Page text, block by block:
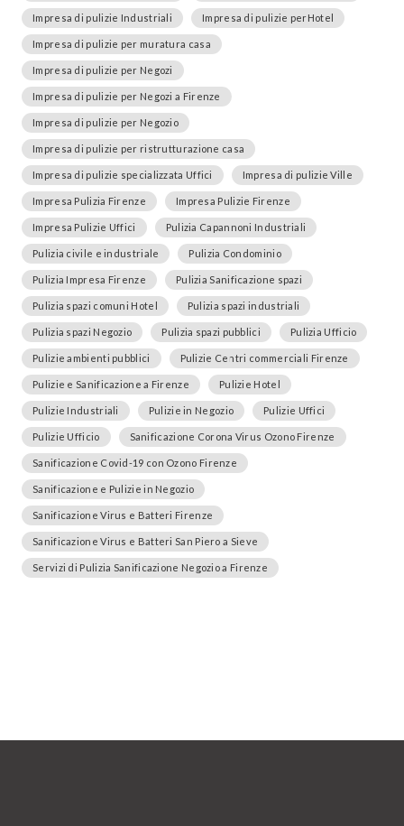
Impresa di pulizie Industriali Impresa di pulizie perHotel
Impresa di pulizie per muratura casa
Impresa di pulizie per Negozi
Impresa di pulizie per Negozi a Firenze
Impresa di pulizie per Negozio
Impresa di pulizie per ristrutturazione casa
Impresa di pulizie specializzata Uffici Impresa di pulizie Ville
Impresa Pulizia Firenze Impresa Pulizie Firenze
Impresa Pulizie Uffici Pulizia Capannoni Industriali
Pulizia civile e industriale Pulizia Condominio
Pulizia Impresa Firenze Pulizia Sanificazione spazi
Pulizia spazi comuni Hotel Pulizia spazi industriali
Pulizia spazi Negozio Pulizia spazi pubblici Pulizia Ufficio
Pulizie ambienti pubblici Pulizie Centri commerciali Firenze
Pulizie e Sanificazione a Firenze Pulizie Hotel
Pulizie Industriali Pulizie in Negozio Pulizie Uffici
Pulizie Ufficio Sanificazione Corona Virus Ozono Firenze
Sanificazione Covid-19 con Ozono Firenze
Sanificazione e Pulizie in Negozio
Sanificazione Virus e Batteri Firenze
Sanificazione Virus e Batteri San Piero a Sieve
Servizi di Pulizia Sanificazione Negozio a Firenze